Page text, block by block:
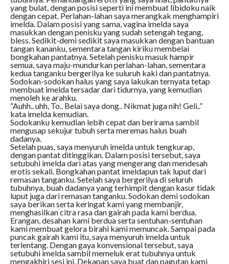
yang bulat, dengan posisi seperti ini membuat libidoku naik
dengan cepat. Perlahan-lahan saya merangkak menghampiri
imelda. Dalam posisi yang sama, vagina imelda saya
masukkan dengan penisku yang sudah setengah tegang,
bless. Sedikit-demi sedikit saya masukkan dengan bantuan
tangan kananku, sementara tangan kiriku membelai
bongkahan pantatnya. Setelah penisku masuk hampir
semua, saya maju-mundurkan perlahan-lahan, sementara
kedua tanganku bergerilya ke suluruh kaki dan pantatnya.
Sodokan-sodokan halus yang saya lakukan ternyata tetap
membuat imelda tersadar dari tidurnya, yang kemudian
menoleh ke arahku.
“Auhh.. uhh, To.. Belai saya dong.. Nikmat juga nih! Geli..”
kata imelda kemudian.
Sodokanku kemudian lebih cepat dan berirama sambil
mengusap sekujur tubuh serta meremas halus buah
dadanya.
Setelah puas, saya menyuruh imelda untuk tengkurap,
dengan pantat ditinggikan. Dalam posisi tersebut, saya
setubuhi imelda dari atas yang mengerang dan mendesah
erotis sekali. Bongkahan pantat imeldapun tak luput dari
remasan tanganku. Setelah saya bergerilya di seluruh
tubuhnya, buah dadanya yang terhimpit dengan kasur tidak
luput juga dari remasan tanganku. Sodokan demi sodokan
saya berikan serta keringat kami yang membanjir,
menghasilkan citra rasa dan gairah pada kami berdua.
Erangan, desahan kami berdua serta sentuhan-sentuhan
kami membuat gelora birahi kami memuncak. Sampai pada
puncak gairah kami itu, saya menyuruh imelda untuk
terlentang. Dengan gaya konvensional tersebut, saya
setubuhi imelda sambil memeluk erat tubuhnya untuk
mengakhiri sesi ini. Dekapan saya buat dan pagutan kami